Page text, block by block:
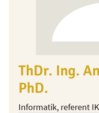
ThDr. Ing.
PhD.
Informatik, referent